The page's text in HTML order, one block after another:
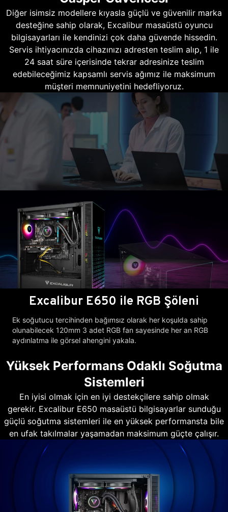
Diğer isimsiz modellere kıyasla güçlü ve güvenilir marka
desteğine sahip olarak, Excalibur masaüstü oyuncu
bilgisayarları ile kendinizi çok daha güvende hissedin.
Servis ihtiyacınızda cihazınızı adresten teslim alıp, 1 ile
24 saat süre içerisinde tekrar adresinize teslim
edebileceğimiz kapsamlı servis ağımız ile maksimum
müşteri memnuniyetini hedefliyoruz.
Excalibur E650 ile RGB Şöleni
Ek soğutucu tercihinden bağımsız olarak her koşulda sahip
olunabilecek 120mm 3 adet RGB fan sayesinde her an RGB
aydınlatma ile görsel ahengini yakala.
Yüksek Performans Odaklı Soğutma
Sistemleri
En iyisi olmak için en iyi destekçilere sahip olmak
gerekir. Excalibur E650 masaüstü bilgisayarlar sunduğu
güçlü soğutma sistemleri ile en yüksek performansta bile
en ufak takılmalar yaşamadan maksimum güçte çalışır.